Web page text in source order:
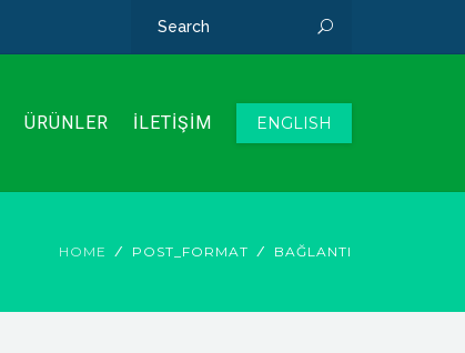
ÜRÜNLER İLETİŞİM ENGLISH
HOME POST_FORMAT BAĞLANTI